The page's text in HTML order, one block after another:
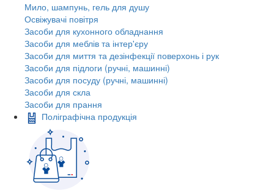
Мило, шампунь, гель для душу
Освіжувачі повітря
Засоби для кухонного обладнання
Засоби для меблів та інтер'єру
Засоби для миття та дезінфекції поверхонь і рук
Засоби для підлоги (ручні, машинні)
Засоби для посуду (ручні, машинні)
Засоби для скла
Засоби для прання
Поліграфічна продукція